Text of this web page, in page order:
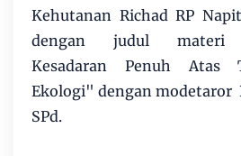
Kehutanan Richad RP
dengan judul materi
Kesadaran Penuh Atas
Ekologi" dengan modetaror
SPd.